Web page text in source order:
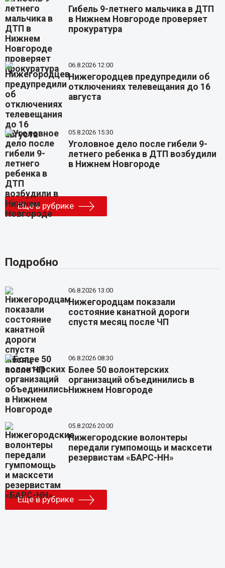
Гибель 9-летнего мальчика в ДТП
в Нижнем Новгороде проверяет
прокуратура
06.8.2026 12:00
Нижегородцев предупредили об
отключениях телевещания до 16
августа
05.8.2026 15:30
Уголовное дело после гибели 9-
летнего ребенка в ДТП возбудили
в Нижнем Новгороде
Еще в рубрике
Подробно
06.8.2026 13:00
Нижегородцам показали
состояние канатной дороги
спустя месяц после ЧП
06.8.2026 08:30
Более 50 волонтерских
организаций объединились в
Нижнем Новгороде
05.8.2026 20:00
Нижегородские волонтеры
передали гумпомощь и масксети
резервистам «БАРС-НН»
Еще в рубрике